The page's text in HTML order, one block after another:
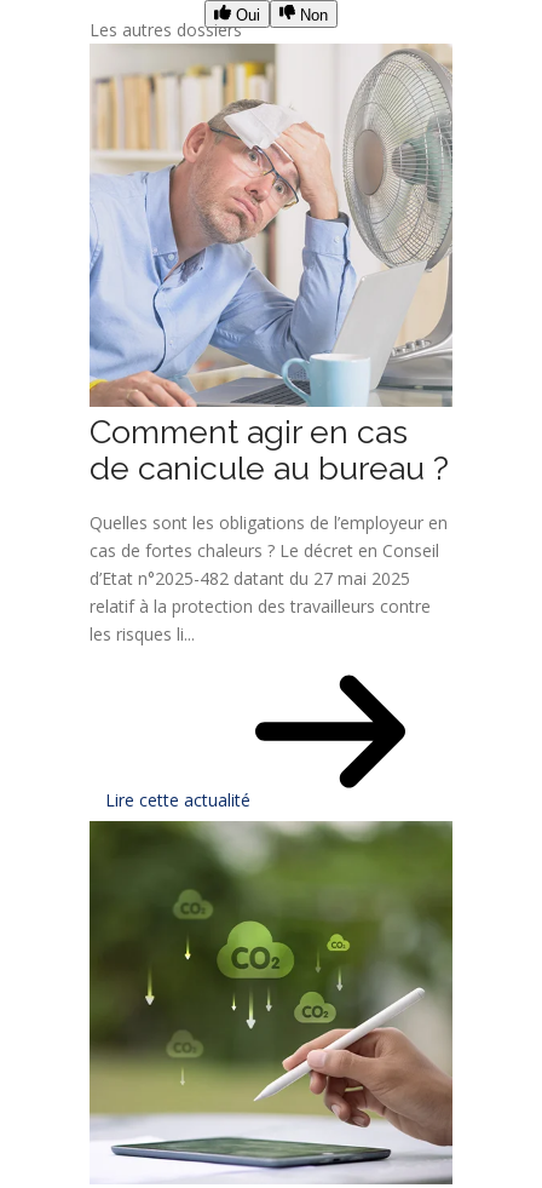
Oui Non
Les autres dossiers
Comment agir en cas
de canicule au bureau ?
Quelles sont les obligations de l’employeur en
cas de fortes chaleurs ? Le décret en Conseil
d’Etat n°2025-482 datant du 27 mai 2025
relatif à la protection des travailleurs contre
les risques li...
Lire cette actualité